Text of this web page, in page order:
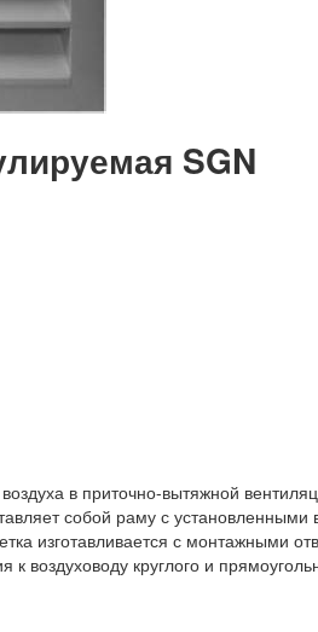
SGN
в приточно-вытяжной
собой раму с
изготавливается с монтажными
воздуховоду круглого и